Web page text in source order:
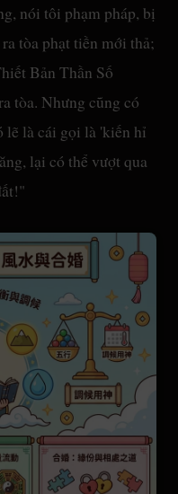
nói tôi phạm pháp, bị
tòa phạt tiền mới thả;
Bản Thần Số
tòa. Nhưng cũng có
lẽ là cái gọi là 'kiến hỉ
lại có thể vượt qua